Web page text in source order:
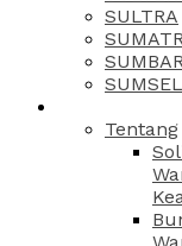
SULTRA
SUMSEL
Tentang